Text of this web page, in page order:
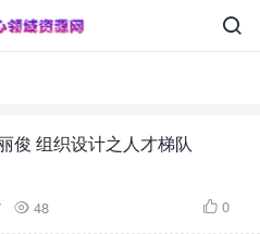

俊 组织设计之人才梯队
 48  0